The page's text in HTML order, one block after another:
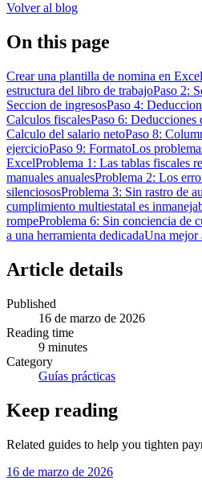
Volver al blog
On this page
Crear una plantilla de nomina en Excel
estructura del libro de trabajoPaso 2:
Seccion de ingresosPaso 4:
Calculos fiscalesPaso 6: Deducciones
Calculo del salario netoPaso 8:
ejercicioPaso 9: FormatoLos
ExcelProblema 1: Las tablas fiscales
manuales anualesProblema 2: Los
silenciososProblema 3: Sin rastro de
cumplimiento multiestatal es
rompeProblema 6: Sin conciencia de
a una herramienta dedicadaUna mejor
Article details
Published
16 de marzo de 2026
Reading time
9 minutes
Category
Guías prácticas
Keep reading
Related guides to help you tighten
16 de marzo de 2026